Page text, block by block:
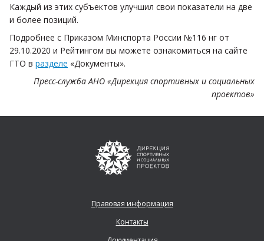
Каждый из этих субъектов улучшил свои показатели на две
и более позиций.
Подробнее с Приказом Минспорта России №116 нг от
29.10.2020 и Рейтингом вы можете ознакомиться на сайте
ГТО в разделе «Документы».
Пресс-служба АНО «Дирекция спортивных и социальных
проектов»
Правовая информация
Контакты